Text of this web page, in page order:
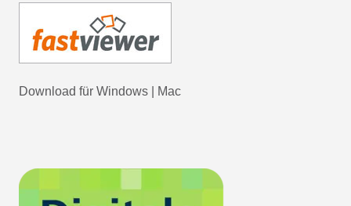
Download für Windows Mac